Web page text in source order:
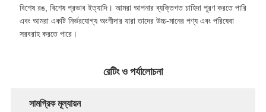
বিশেষ রঙ, বিশেষ প্রভাব ইত্যাদি। আমরা আপনার ব্যক্তিগত চাহিদা পূরণ করতে পারি
এবং আমরা একটি নির্ভরযোগ্য অংশীদার যারা তাদের উচ্চ-মানের পণ্য এবং পরিষেবা
সরবরাহ করতে পারে।
রেটিং ও পর্যালোচনা
সামগ্রিক মূল্যায়ন